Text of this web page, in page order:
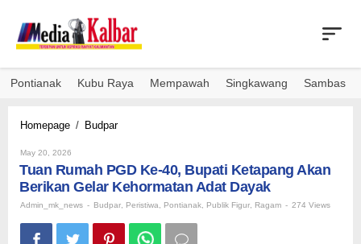
content
Pontianak Kubu Raya Mempawah Singkawang Sambas
Homepage / BudparTuan
Ke-
40,
Ketapang
Akan
Berikan
May 20, 2026
Tuan Rumah PGD Ke-40, Bupati Ketapang Akan
Berikan Gelar Kehormatan Adat Dayak
Admin_mk_news - Budpar Peristiwa Pontianak Publik Figur Ragam - 274 Views